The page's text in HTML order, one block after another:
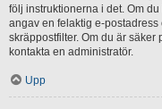
följ instruktionerna i det. Om
angav en felaktig e-
skräppostfilter. Om du är
kontakta en administratör.
Upp